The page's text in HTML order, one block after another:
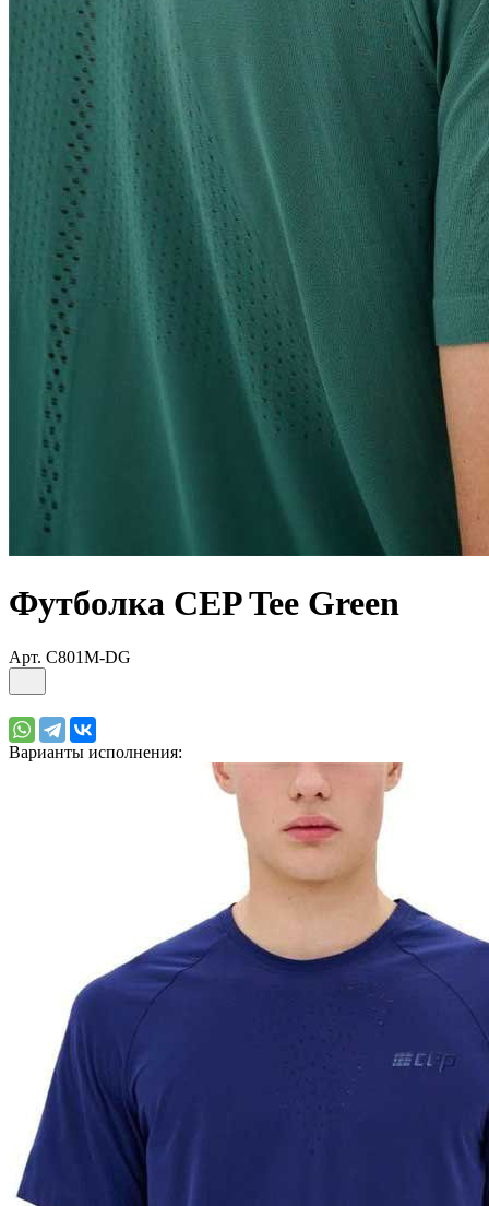
Футболка CEP Tee Green
Арт. C801M-DG
Варианты исполнения: